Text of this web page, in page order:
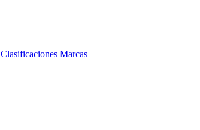
Clasificaciones Marcas